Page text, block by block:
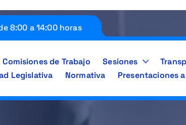
8:00 a 14:00 horas
Comisiones de Trabajo Sesiones
Legislativa
Normativa Presentaciones